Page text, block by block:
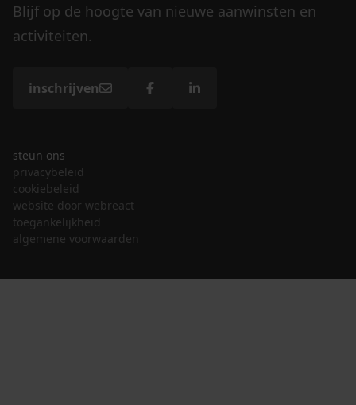
Blijf op de hoogte van nieuwe aanwinsten en
activiteiten.
inschrijven
steun ons
privacybeleid
cookiebeleid
website door webreact
toegankelijkheid
algemene voorwaarden